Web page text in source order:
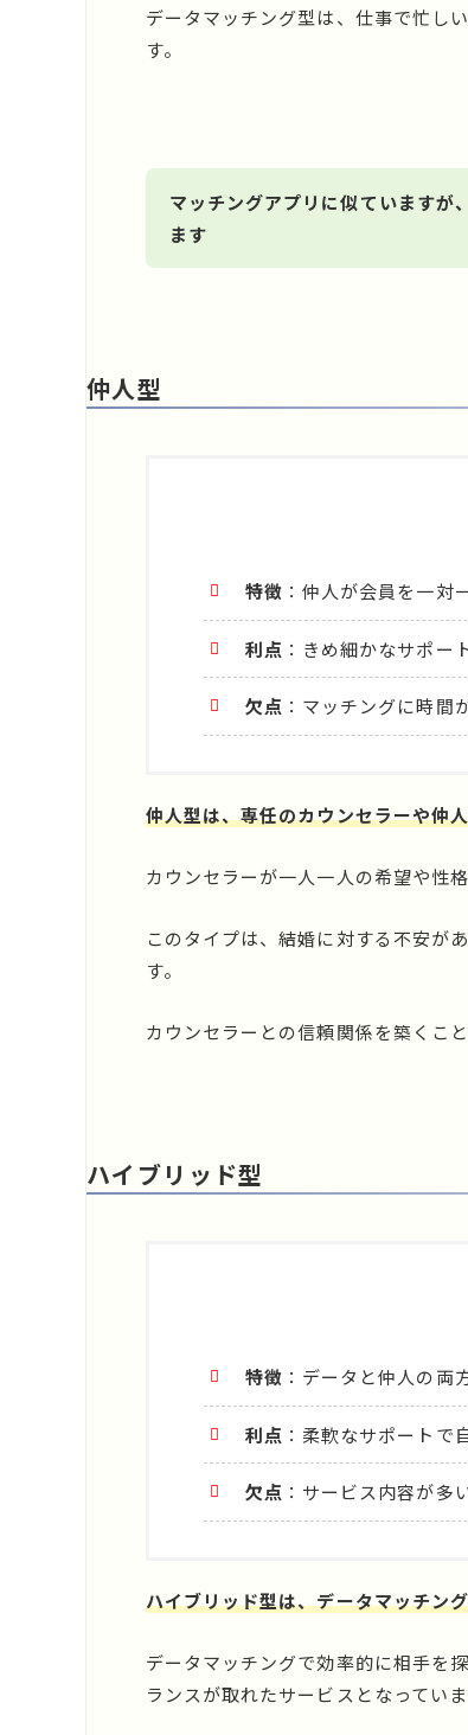
データマッチング型は、仕事で忙し
す。
マッチングアプリに似ていますが
ます
仲人型
特徴 ：仲人が会員を一対
利点 ：きめ細かなサポー
欠点 ：マッチングに時間
仲人型は、専任のカウンセラーや仲
カウンセラーが一人一人の希望や性
このタイプは、結婚に対する不安が
す。
カウンセラーとの信頼関係を築くこ
ハイブリッド型
特徴 ：データと仲人の両
利点 ：柔軟なサポートで
欠点 ：サービス内容が多
ハイブリッド型は、データマッチン
データマッチングで効率的に相手を
ランスが取れたサービスとなっていま